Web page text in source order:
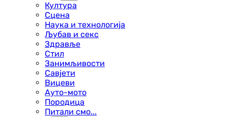
Култура
Сцена
Наука и технологија
Љубав и секс
Здравље
Стил
Занимљивости
Савјети
Вицеви
Ауто-мото
Породица
Питали смо...